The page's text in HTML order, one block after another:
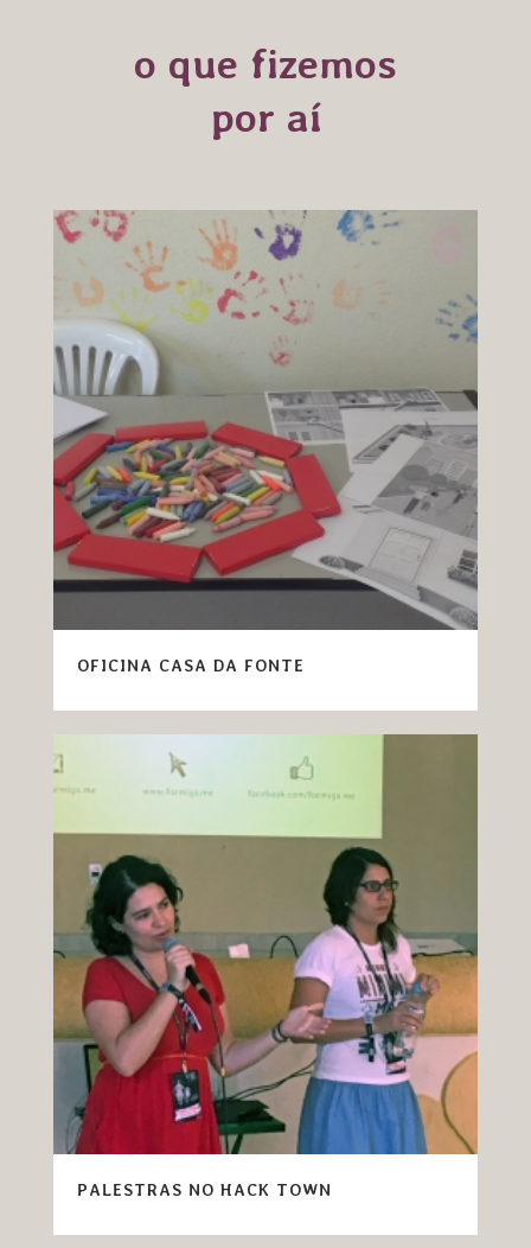
o que fizemos
por aí
OFICINA CASA DA FONTE
PALESTRAS NO HACK TOWN